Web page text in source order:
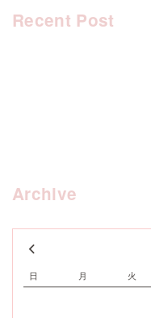
Recent Post
Archive
日 月 火